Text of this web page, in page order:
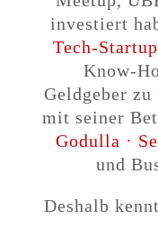
investiert
Tech-
Know-
Geldgeber
mit seiner
Godulla ·
und
Deshalb